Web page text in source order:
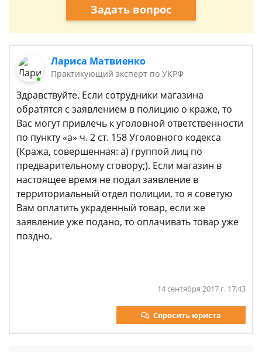
Задать вопрос
Лариса Матвиенко
Практикующий эксперт по УКРФ
Здравствуйте. Если сотрудники магазина
обратятся с заявлением в полицию о краже, то
Вас могут привлечь к уголовной ответственности
по пункту «а» ч. 2 ст. 158 Уголовного кодекса
(Кража, совершенная: а) группой лиц по
предварительному сговору;). Если магазин в
настоящее время не подал заявление в
территориальный отдел полиции, то я советую
Вам оплатить украденный товар, если же
заявление уже подано, то оплачивать товар уже
поздно.
14 сентября 2017 г. 17:43
Спросить юриста